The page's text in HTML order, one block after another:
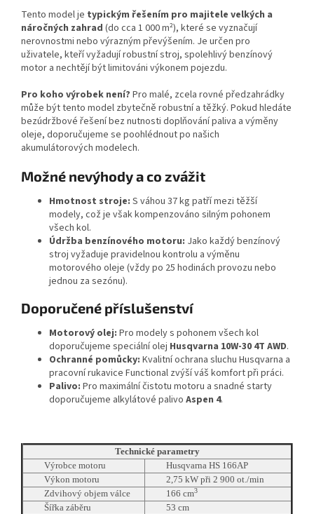
Tento model je typickým řešením pro majitele velkých a
náročných zahrad (do cca 1 000 m²), které se vyznačují
nerovnostmi nebo výrazným převýšením. Je určen pro
uživatele, kteří vyžadují robustní stroj, spolehlivý benzínový
motor a nechtějí být limitováni výkonem pojezdu.
Pro koho výrobek není? Pro malé, zcela rovné předzahrádky
může být tento model zbytečně robustní a těžký. Pokud hledáte
bezúdržbové řešení bez nutnosti doplňování paliva a výměny
oleje, doporučujeme se poohlédnout po našich
akumulátorových modelech.
Možné nevýhody a co zvážit
Hmotnost stroje: S váhou 37 kg patří mezi těžší
modely, což je však kompenzováno silným pohonem
všech kol.
Údržba benzínového motoru: Jako každý benzínový
stroj vyžaduje pravidelnou kontrolu a výměnu
motorového oleje (vždy po 25 hodinách provozu nebo
jednou za sezónu).
Doporučené příslušenství
Motorový olej: Pro modely s pohonem všech kol
doporučujeme speciální olej Husqvarna 10W-30 4T AWD.
Ochranné pomůcky: Kvalitní ochrana sluchu Husqvarna a
pracovní rukavice Functional zvýší váš komfort při práci.
Palivo: Pro maximální čistotu motoru a snadné starty
doporučujeme alkylátové palivo Aspen 4.
Technické parametry
Výrobce motoru
Husqvarna HS 166AP
Výkon motoru
2,75 kW při 2 900 ot./min
Zdvihový objem válce
166 cm3
Šířka záběru
53 cm